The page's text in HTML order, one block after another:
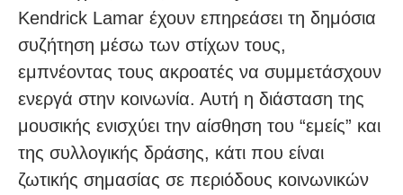
Kendrick Lamar έχουν επηρεάσει τη δημόσια
συζήτηση μέσω των στίχων τους,
εμπνέοντας τους ακροατές να συμμετάσχουν
ενεργά στην κοινωνία. Αυτή η διάσταση της
μουσικής ενισχύει την αίσθηση του “εμείς” και
της συλλογικής δράσης, κάτι που είναι
ζωτικής σημασίας σε περιόδους κοινωνικών